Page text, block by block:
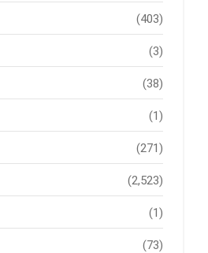
(403)
(3)
(38)
(1)
(271)
(2,523)
(1)
(73)